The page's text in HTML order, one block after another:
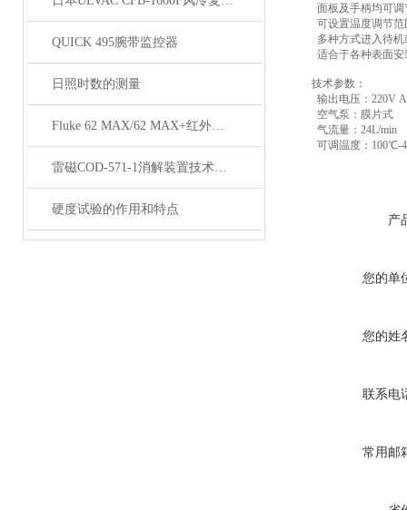
QUICK 495腕带监控器
日照时数的测量
Fluke 62 MAX/62 MAX+红外线测温仪技术资料
雷磁COD-571-1消解装置技术参数
硬度试验的作用和特点
面板及手柄均可
可设置温度调节
多种方式进入待机
适合于各种表面
技术参数：
输出电压：220V
空气泵：膜片式
气流量：24L/min
可调温度：100℃-
产
您的单
您的姓
联系电
常用邮